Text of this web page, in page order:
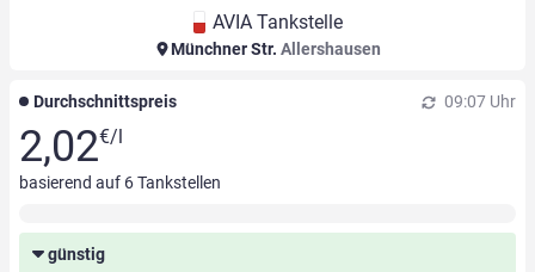
AVIA Tankstelle
Münchner Str. Allershausen
Durchschnittspreis 09:07 Uhr
2,02€/l
basierend auf 6Tankstellen
günstig